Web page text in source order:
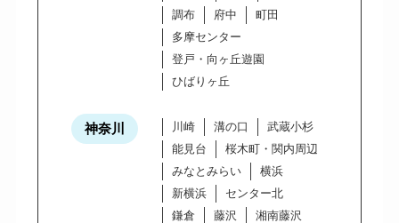
調布
府中
町田
多摩センター
登戸・向ヶ丘遊園
ひばりヶ丘
神奈川 川崎 溝の口
武蔵小杉
能見台
桜木町・関内周辺
みなとみらい
横浜
新横浜
センター北
鎌倉
藤沢
湘南藤沢